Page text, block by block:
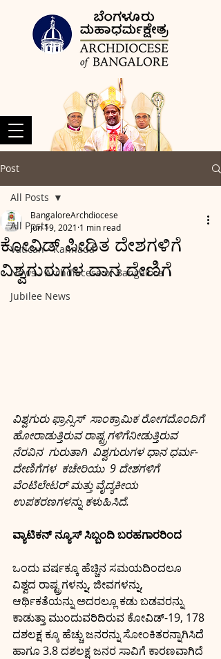
Post
All Posts
Vatican - Kannada
News - Archdiocese of Bangalore
Jubilee News
All Posts
ಕೋವಿಡ್ ಪೀಡಿತ ದೇಶಗಳಿಗೆ
ವಿಶ್ವಗುರುಗಳ ದಾನ ದೇಣಿಗೆ
BangaloreArchdiocese
Jun 19, 2021 1 min read
ವಿಶ್ವಗುರು ಫ್ರಾನ್ಸಿಸ್  ಸಾಂಕ್ರಾಮಿಕ ರೋಗದೊಂದಿಗೆ
ಹೋರಾಡುತ್ತಿರುವ ರಾಷ್ಟ್ರಗಳಿಗೆನೀಡುತ್ತಿರುವ
ನೆರವಿನ  ಗುರುತಾಗಿ  ವಿಶ್ವಗುರುಗಳ ಧಾನ ಧರ್ಮ-
ದೇಣಿಗೆಗಳ  ಕಚೇರಿಯು  9 ದೇಶಗಳಿಗೆ
ವೆಂಟಿಲೇಟರ್ ಮತ್ತು ವೈದ್ಯಕೀಯ
ಉಪಕರಣಗಳನ್ನು ಕಳುಹಿಸಿದೆ.
ವ್ಯಾಟಿಕನ್ ನ್ಯೂಸ್ ಸಿಬ್ಬಂದಿ ಬರಹಗಾರರಿಂದ
ಒಂದು ವರ್ಷಕ್ಕೂ ಹೆಚ್ಚಿನ ಸಮಯದಿಂದಲೂ
ವಿಶ್ವದ ರಾಷ್ಟ್ರಗಳನ್ನು, ಜೀವಗಳನ್ನು,
ಆರ್ಥಿಕತೆಯನ್ನು ಅದರಲ್ಲೂ ಕಡು ಬಡವರನ್ನು
ಕಾಡುತ್ತಾ ಮುಂದುವರಿದಿರುವ ಕೋವಿಡ್-19, 178
ದಶಲಕ್ಷ ಕ್ಕೂ ಹೆಚ್ಚು ಜನರನ್ನು ಸೋಂಕಿತರನ್ನಾಗಿಸಿದೆ
ಹಾಗೂ 3.8 ದಶಲಕ್ಷ ಜನರ ಸಾವಿಗೆ ಕಾರಣವಾಗಿದೆ